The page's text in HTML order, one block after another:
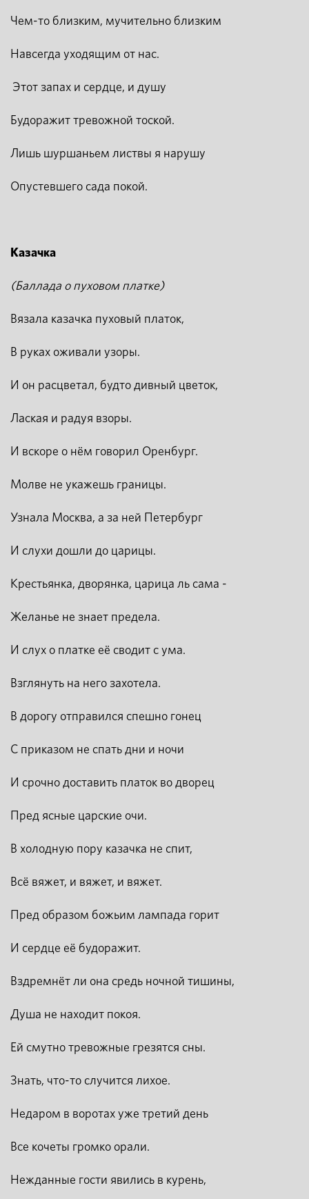
Чем-то близким, мучительно близким
Навсегда уходящим от нас.
Этот запах и сердце, и душу
Будоражит тревожной тоской.
Лишь шуршаньем листвы я нарушу
Опустевшего сада покой.
Казачка
(Баллада о пуховом платке)
Вязала казачка пуховый платок,
В руках оживали узоры.
И он расцветал, будто дивный цветок,
Лаская и радуя взоры.
И вскоре о нём говорил Оренбург.
Молве не укажешь границы.
Узнала Москва, а за ней Петербург
И слухи дошли до царицы.
Крестьянка, дворянка, царица ль сама -
Желанье не знает предела.
И слух о платке её сводит с ума.
Взглянуть на него захотела.
В дорогу отправился спешно гонец
С приказом не спать дни и ночи
И срочно доставить платок во дворец
Пред ясные царские очи.
В холодную пору казачка не спит,
Всё вяжет, и вяжет, и вяжет.
Пред образом божьим лампада горит
И сердце её будоражит.
Вздремнёт ли она средь ночной тишины,
Душа не находит покоя.
Ей смутно тревожные грезятся сны.
Знать, что-то случится лихое.
Недаром в воротах уже третий день
Все кочеты громко орали.
Нежданные гости явились в курень,